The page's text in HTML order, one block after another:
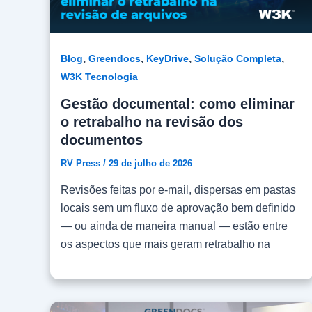
Blog, Greendocs, KeyDrive, Solução Completa,
W3K Tecnologia
Gestão documental: como eliminar
o retrabalho na revisão dos
documentos
RV Press / 29 de julho de 2026
Revisões feitas por e-mail, dispersas em pastas
locais sem um fluxo de aprovação bem definido
— ou ainda de maneira manual — estão entre
os aspectos que mais geram retrabalho na
causar a perda do controle da informação e